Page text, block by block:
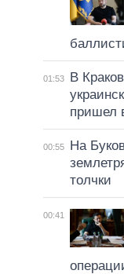
01:53
В
пришел
00:55
На
толчки
00:41